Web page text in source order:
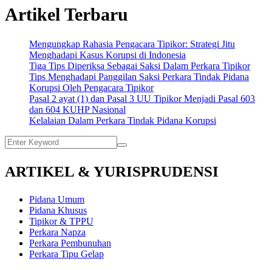
Artikel Terbaru
Mengungkap Rahasia Pengacara Tipikor: Strategi Jitu
Menghadapi Kasus Korupsi di Indonesia
Tiga Tips Diperiksa Sebagai Saksi Dalam Perkara Tipikor
Tips Menghadapi Panggilan Saksi Perkara Tindak Pidana
Korupsi Oleh Pengacara Tipikor
Pasal 2 ayat (1) dan Pasal 3 UU Tipikor Menjadi Pasal 603
dan 604 KUHP Nasional
Kelalaian Dalam Perkara Tindak Pidana Korupsi
ARTIKEL & YURISPRUDENSI
Pidana Umum
Pidana Khusus
Tipikor & TPPU
Perkara Napza
Perkara Pembunuhan
Perkara Tipu Gelap